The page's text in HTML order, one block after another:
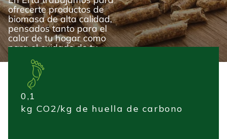
ofrecerte productos de
biomasa de alta calidad,
pensados tanto para el
calor de tu hogar como
para el cuidado de tu
jardín.
0,1
kg CO2/kg de huella de carbono